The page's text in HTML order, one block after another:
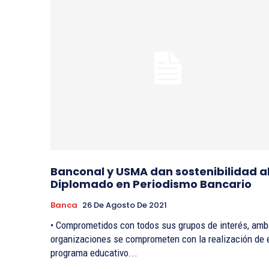
Banconal y USMA dan sostenibilidad
Diplomado en Periodismo Bancario
Banca 26 De Agosto De 2021
• Comprometidos con todos sus grupos de interés,
organizaciones se comprometen con la realización de
programa educativo...